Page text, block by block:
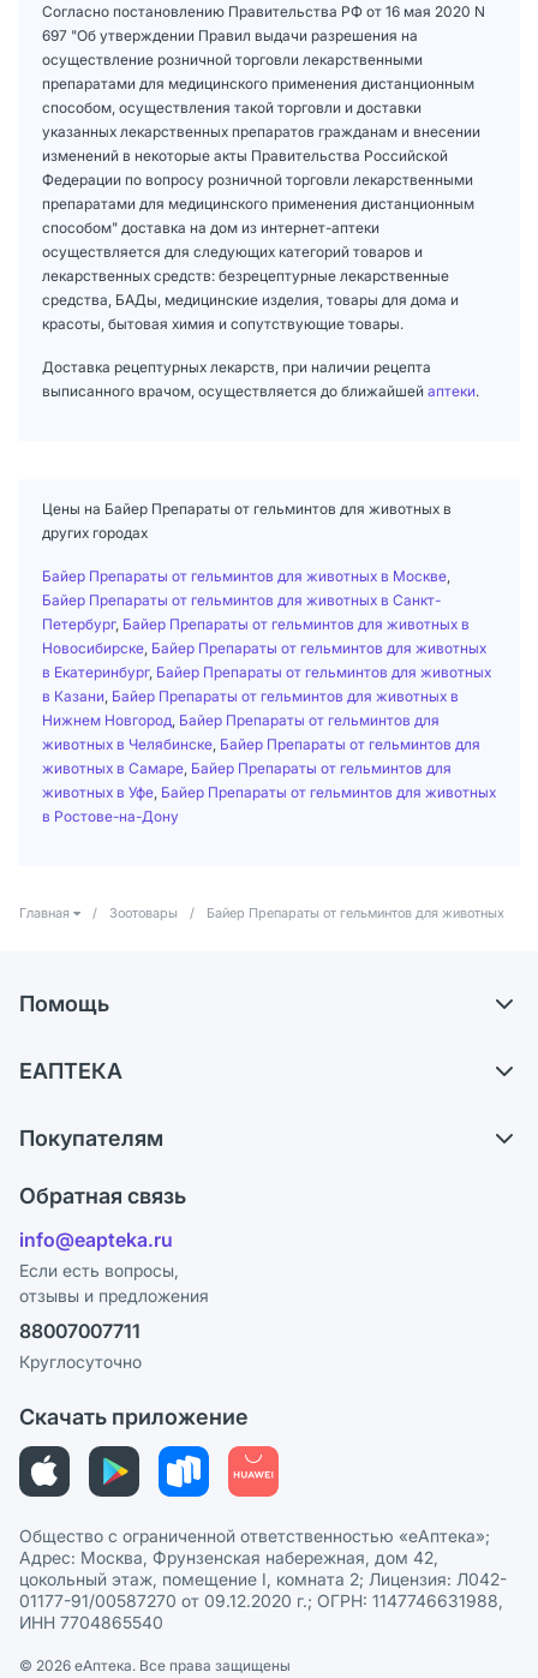
Согласно постановлению Правительства РФ от 16 мая 2020 N
697 "Об утверждении Правил выдачи разрешения на
осуществление розничной торговли лекарственными
препаратами для медицинского применения дистанционным
способом, осуществления такой торговли и доставки
указанных лекарственных препаратов гражданам и внесении
изменений в некоторые акты Правительства Российской
Федерации по вопросу розничной торговли лекарственными
препаратами для медицинского применения дистанционным
способом" доставка на дом из интернет-аптеки
осуществляется для следующих категорий товаров и
лекарственных средств: безрецептурные лекарственные
средства, БАДы, медицинские изделия, товары для дома и
красоты, бытовая химия и сопутствующие товары.
Доставка рецептурных лекарств, при наличии рецепта
выписанного врачом, осуществляется до ближайшей аптеки.
Цены на Байер Препараты от гельминтов для животных в
других городах
Байер Препараты от гельминтов для животных в Москве
Байер Препараты от гельминтов для животных в Санкт-
Петербург, Байер Препараты от гельминтов для животных в
Новосибирске Байер Препараты от гельминтов для животных
в Екатеринбург, Байер Препараты от гельминтов для животных
в Казани Байер Препараты от гельминтов для животных в
Нижнем Новгород Байер Препараты от гельминтов для
животных в Челябинске Байер Препараты от гельминтов для
животных в Самаре Байер Препараты от гельминтов для
животных в Уфе Байер Препараты от гельминтов для животных
в Ростове-на-Дону
Главная / Зоотовары / Байер Препараты от гельминтов для животных
Помощь
Самовывоз из аптек
Ответы на вопросы
Блог
ЕАПТЕКА
Карьера
Поставщики
Лицензия
Реклама на сайте
Ваши товары на ЕАПТЕКЕ
Покупателям
Программа СберСпасибо
Политика конфиденциальности
Пользовательское соглашение
Политика рекомендаций
Этика и соответствие
Политика в отношении обработки персональных данных
Обратная связь
info@eapteka.ru
Если есть вопросы,
отзывы и предложения
88007007711
Круглосуточно
Скачать приложение
Общество с ограниченной ответственностью «еАптека»;
Адрес: Москва, Фрунзенская набережная, дом 42,
цокольный этаж, помещение I, комната 2; Лицензия: Л042-
01177-91/00587270 от 09.12.2020 г.; ОГРН: 1147746631988,
ИНН 7704865540
© 2026 eАптека. Все права защищены